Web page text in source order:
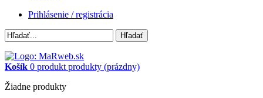
Prihlásenie / registrácia
Hľadať
Košík 0 produkt produkty (prázdny)
Žiadne produkty